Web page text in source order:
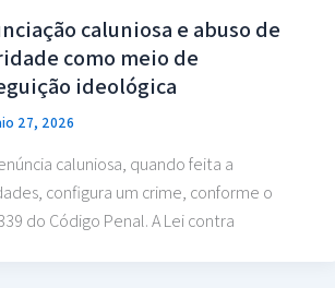
caluniosa e abuso de
como meio de
ideológica
27, 2026
caluniosa, quando feita a
configura um crime, conforme o
do Código Penal. A Lei contra